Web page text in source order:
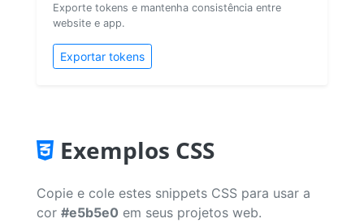
Exporte tokens e mantenha consistência entre
website e app.
Exportar tokens
Exemplos CSS
Copie e cole estes snippets CSS para usar a
cor #e5b5e0 em seus projetos web.